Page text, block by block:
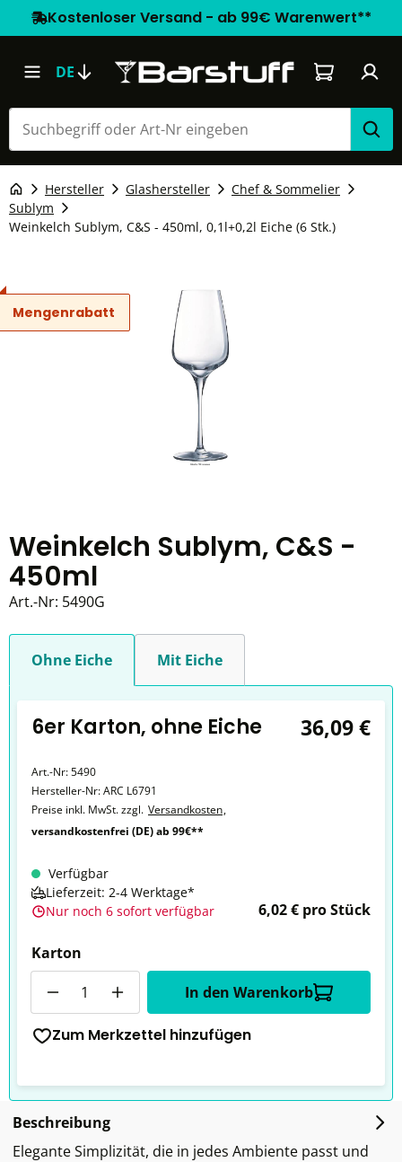
Kostenloser Versand - ab 99€ Warenwert**
DE Warenkorb
Hersteller Glashersteller
Chef & Sommelier
Sublym
Weinkelch Sublym, C&S - 450ml, 0,1l+0,2l Eiche (6 Stk.)
Mengenrabatt
Weinkelch Sublym, C&S -
450ml
Art.-Nr: 5490G
Ohne Eiche Mit Eiche
6er Karton, ohne Eiche 36,09 €
Art.-Nr:5490
Hersteller-Nr:ARC L6791
Preise inkl. MwSt. zzgl. Versandkosten,
versandkostenfrei (DE) ab 99€**
Verfügbar
Lieferzeit: 2-4 Werktage*
Nur noch 6 sofort verfügbar
6,02 € pro Stück
Karton
In den Warenkorb
Zum Merkzettel hinzufügen
Beschreibung
Elegante Simplizität, die in jedes Ambiente passt und